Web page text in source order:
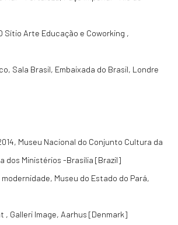
Sítio Arte Educação e Coworking ,
Sala Brasil, Embaixada do Brasil, Londre
Museu Nacional do Conjunto Cultura da
dos Ministérios -Brasília [Brazil]
modernidade, Museu do Estado do Pará,
, Galleri Image, Aarhus [Denmark]